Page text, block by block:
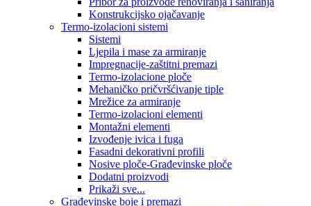
Konstrukcijsko ojačavanje
Termo-izolacioni sistemi
Sistemi
Ljepila i mase za armiranje
Impregnacije-zaštitni premazi
Termo-izolacione ploče
Mehaničko pričvršćivanje tiple
Mrežice za armiranje
Termo-izolacioni elementi
Montažni elementi
Izvođenje ivica i fuga
Fasadni dekorativni profili
Nosive ploče-Građevinske ploče
Dodatni proizvodi
Prikaži sve...
Građevinske boje i premazi